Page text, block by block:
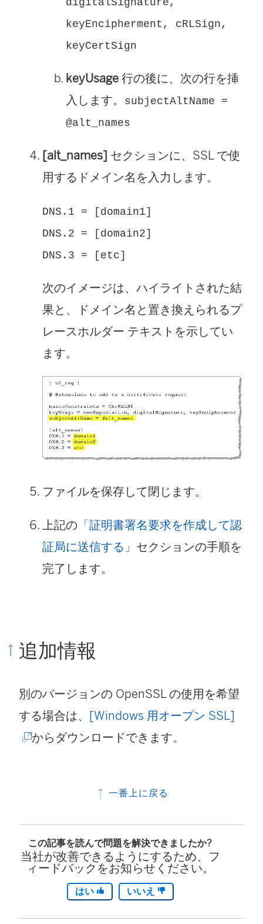
keyEncipherment, cRLSign,
keyCertSign
keyUsage 行の後に、次の行を挿
入します。
subjectAltName =
@alt_names
[alt_names] セクションに、SSL で使
用するドメイン名を入力します。
DNS.1 = [domain1]
DNS.2 = [domain2]
DNS.3 = [etc]
次のイメージは、ハイライトされた結
果と、ドメイン名と置き換えられるプ
レースホルダー テキストを示してい
ます。
ファイルを保存して閉じます。
上記の 「証明書署名要求を作成して認
証局に送信する」 セクションの手順を
完了します。
追加情報
別のバージョンの OpenSSL の使用を希望
する場合は、 [Windows 用オープン SSL]
ィ
からダウンロードできます。
一番上に戻る
この記事を読んで問題を解決できましたか?
当社が改善できるようにするため、フ
ィードバックをお知らせください。
はい いいえ